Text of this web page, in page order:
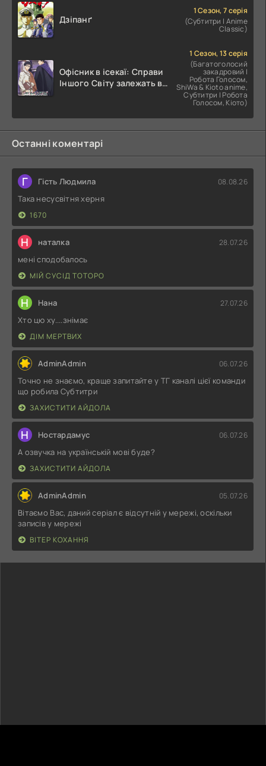
Дзіпанґ
1 Сезон, 7 серія
(Субтитри | Anime
Classic)
Офісник в ісекаї: Справи
Іншого Світу залежать від
1 Сезон, 13 серія
(Багатоголосий
закадровий |
Робота Голосом,
ShiWa & Kioto anime,
Субтитри | Робота
Голосом, Кіото)
Останні коментарі
Г Гість Людмила 08.08.26
Така несусвітня херня
1670
Н наталка 28.07.26
мені сподобалось
МІЙ СУСІД ТОТОРО
Н Нана 27.07.26
Хто цю ху....знімає
ДІМ МЕРТВИХ
AdminAdmin 06.07.26
Точно не знаємо, краще запитайте у ТГ каналі цієї команди
що робила Субтитри
ЗАХИСТИТИ АЙДОЛА
Н Ностардамус 06.07.26
А озвучка на українській мові буде?
ЗАХИСТИТИ АЙДОЛА
AdminAdmin 05.07.26
Вітаємо Вас, даний серіал є відсутній у мережі, оскільки
записів у мережі
ВІТЕР КОХАННЯ